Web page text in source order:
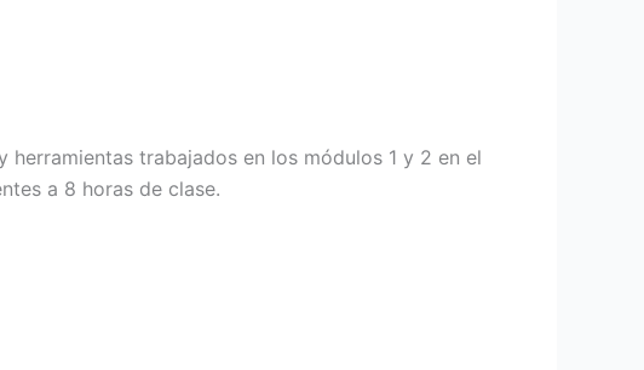
trabajados en los módulos 1 y 2 en el
a 8 horas de clase.